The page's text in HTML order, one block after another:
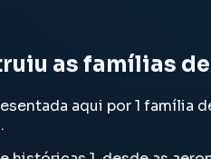
as famílias
aqui por 1